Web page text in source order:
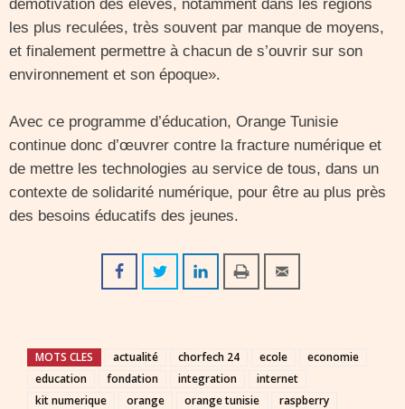
démotivation des élèves, notamment dans les régions
les plus reculées, très souvent par manque de moyens,
et finalement permettre à chacun de s’ouvrir sur son
environnement et son époque».
Avec ce programme d’éducation, Orange Tunisie
continue donc d’œuvrer contre la fracture numérique et
de mettre les technologies au service de tous, dans un
contexte de solidarité numérique, pour être au plus près
des besoins éducatifs des jeunes.
MOTS CLES actualité chorfech 24 ecole
economie
education
fondation integration
internet
kit numerique
orange orange tunisie
raspberry